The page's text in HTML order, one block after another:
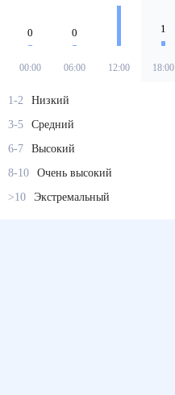
0
00:00
0
06:00 12:00
1
18:00
1-2
Низкий
3-5
Средний
6-7
Высокий
8-10
Очень высокий
>10
Экстремальный